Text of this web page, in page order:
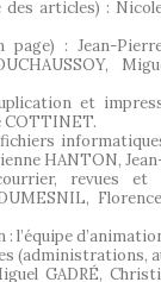
articles) :
page) : Jean-
et
COTTINET.
HANTON,
revues et
l’équipe
(administrations,
GADRÉ,